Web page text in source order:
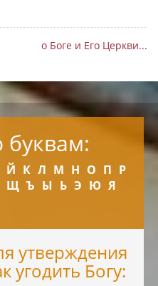
о Боге и Его Церкви...
буквам:
Й К Л М Н О П Р
Щ Ъ Ы Ь Э Ю Я
утверждения
угодить Богу: